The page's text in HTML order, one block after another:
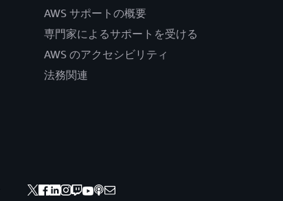
AWS サポートの概要
専門家によるサポートを受ける
AWS のアクセシビリティ
法務関連